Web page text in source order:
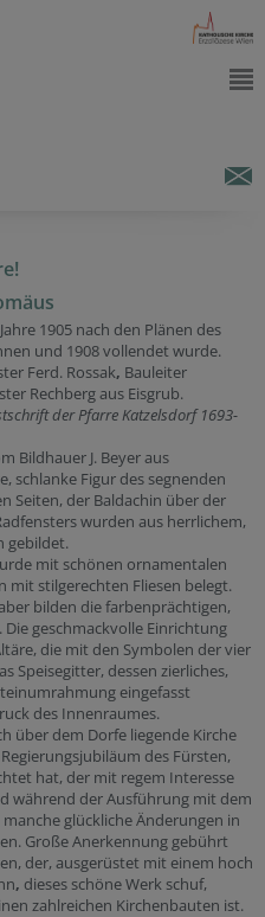
1905 nach den Plänen des
und 1908 vollendet wurde.
Ferd. Rossak, Bauleiter
Rechberg aus Eisgrub.
der Pfarre Katzelsdorf 1693-
Bildhauer J. Beyer aus
schlanke Figur des segnenden
Seiten, der Baldachin über der
wurden aus herrlichem,
gebildet.
mit schönen ornamentalen
mit stilgerechten Fliesen belegt.
bilden die farbenprächtigen,
geschmackvolle Einrichtung
die mit den Symbolen der vier
Speisegitter, dessen zierliches,
eingefasst
des Innenraumes.
über dem Dorfe liegende Kirche
des Fürsten,
hat, der mit regem Interesse
während der Ausführung mit dem
glückliche Änderungen in
Große Anerkennung gebührt
der, ausgerüstet mit einem hoch
, dieses schöne Werk schuf,
zahlreichen Kirchenbauten ist.